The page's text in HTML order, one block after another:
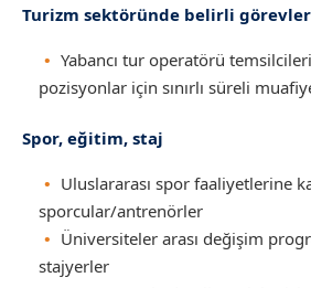
Turizm sektöründe belirli görevler
Yabancı tur operatörü
pozisyonlar için sınırlı süreli
Spor, eğitim, staj
Uluslararası spor faaliyetlerine
sporcular/antrenörler
Üniversiteler arası değişim
stajyerler